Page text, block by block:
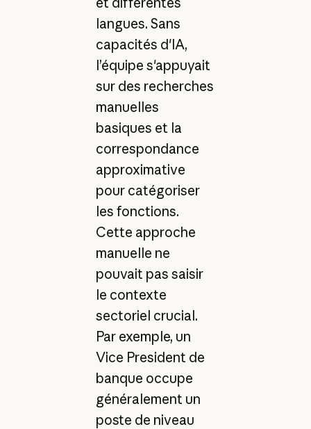
langues. Sans
capacités d'IA,
l’équipe s'appuyait
sur des recherches
manuelles
basiques et la
correspondance
approximative
pour catégoriser
les fonctions.
Cette approche
manuelle ne
pouvait pas saisir
le contexte
sectoriel crucial.
Par exemple, un
Vice President de
banque occupe
généralement un
poste de niveau